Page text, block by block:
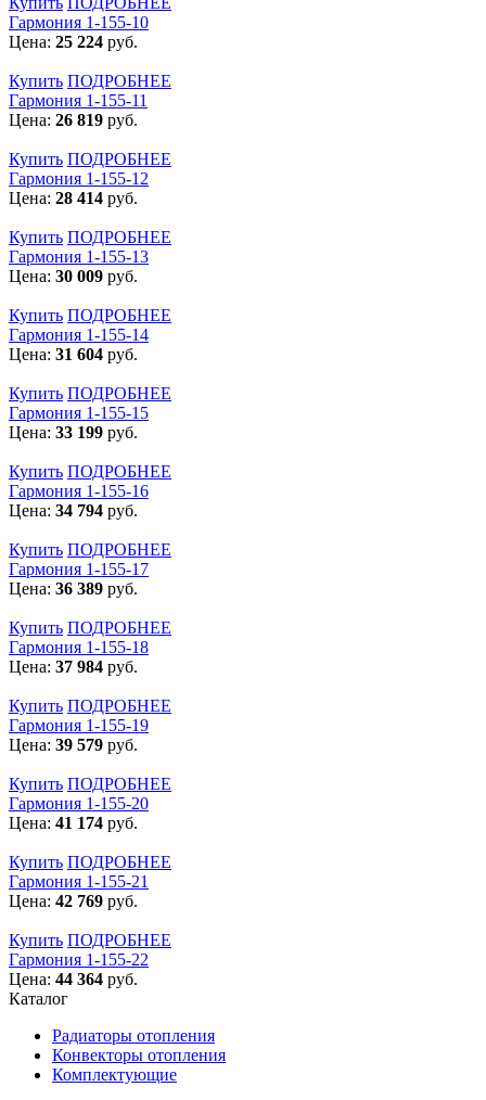
Гармония 1-155-10
Цена: 25 224 руб.
Купить ПОДРОБНЕЕ
Гармония 1-155-11
Цена: 26 819 руб.
Купить ПОДРОБНЕЕ
Гармония 1-155-12
Цена: 28 414 руб.
Купить ПОДРОБНЕЕ
Гармония 1-155-13
Цена: 30 009 руб.
Купить ПОДРОБНЕЕ
Гармония 1-155-14
Цена: 31 604 руб.
Купить ПОДРОБНЕЕ
Гармония 1-155-15
Цена: 33 199 руб.
Купить ПОДРОБНЕЕ
Гармония 1-155-16
Цена: 34 794 руб.
Купить ПОДРОБНЕЕ
Гармония 1-155-17
Цена: 36 389 руб.
Купить ПОДРОБНЕЕ
Гармония 1-155-18
Цена: 37 984 руб.
Купить ПОДРОБНЕЕ
Гармония 1-155-19
Цена: 39 579 руб.
Купить ПОДРОБНЕЕ
Гармония 1-155-20
Цена: 41 174 руб.
Купить ПОДРОБНЕЕ
Гармония 1-155-21
Цена: 42 769 руб.
Купить ПОДРОБНЕЕ
Гармония 1-155-22
Цена: 44 364 руб.
Каталог
Радиаторы отопления
Конвекторы отопления
Комплектующие